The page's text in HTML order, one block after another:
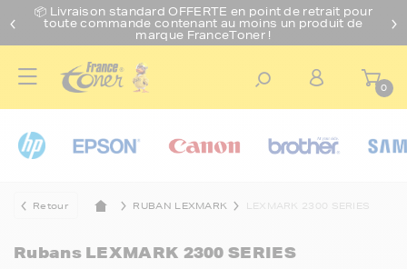
📦 Livraison standard OFFERTE en point de retrait pour
toute commande contenant au moins un produit de
marque FranceToner !
0
Retour RUBAN LEXMARK LEXMARK 2300 SERIES
Rubans LEXMARK 2300 SERIES